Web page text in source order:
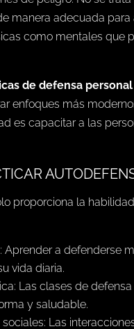
manera adecuada
como mentales que
de defensa
enfoques más
es capacitar a las
proporciona la
a defenderse
vida diaria.
Las clases de
y saludable.
Las